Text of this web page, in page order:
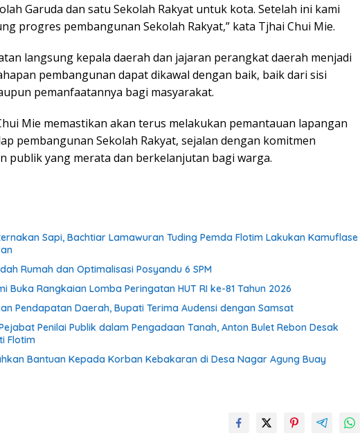
Garuda dan satu Sekolah Rakyat untuk kota. Setelah ini kami
progres pembangunan Sekolah Rakyat,” kata Tjhai Chui Mie.
langsung kepala daerah dan jajaran perangkat daerah menjadi
pembangunan dapat dikawal dengan baik, baik dari sisi
pemanfaatannya bagi masyarakat.
Mie memastikan akan terus melakukan pemantauan lapangan
pembangunan Sekolah Rakyat, sejalan dengan komitmen
publik yang merata dan berkelanjutan bagi warga.
Sapi, Bachtiar Lamawuran Tuding Pemda Flotim Lakukan Kamuflase
Rumah dan Optimalisasi Posyandu 6 SPM
Buka Rangkaian Lomba Peringatan HUT RI ke-81 Tahun 2026
Pendapatan Daerah, Bupati Terima Audensi dengan Samsat
Penilai Publik dalam Pengadaan Tanah, Anton Bulet Rebon Desak
Flotim
Bantuan Kepada Korban Kebakaran di Desa Nagar Agung Buay